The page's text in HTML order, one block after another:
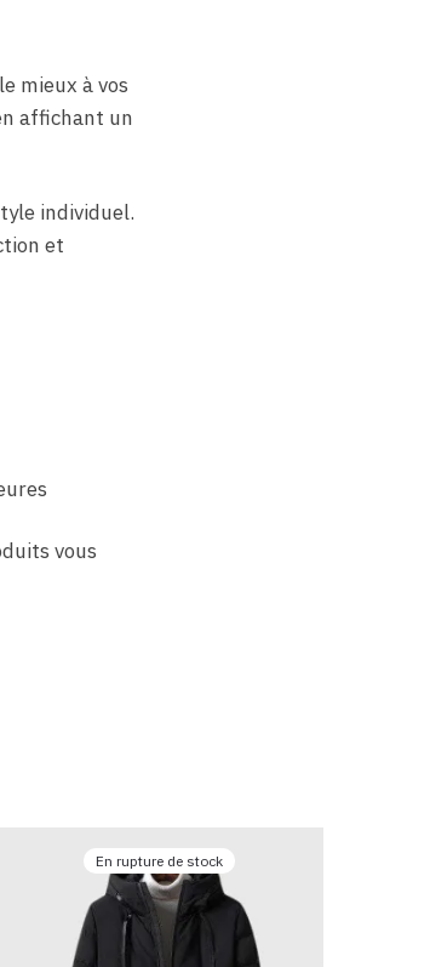
mieux à vos
affichant un
individuel.
et
vous
En rupture de stock